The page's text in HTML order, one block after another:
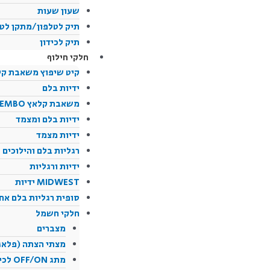
שעון שעות
תיק לטלפון/מתקן
תיק לכידון
חלקי חילוף
קיט שיפוץ משאבת
ידיות בלם
משאבת קלאץ BREMBO
ידיות בלם ומצמד
ידיות מצמד
רגליות בלם והילוכים
ידיות ורגליות
MIDWEST ידיות
סופית רגליות בלם
חלקי חשמל
מצברים
מצתי הצתה
מתג OFF/ON לכידון